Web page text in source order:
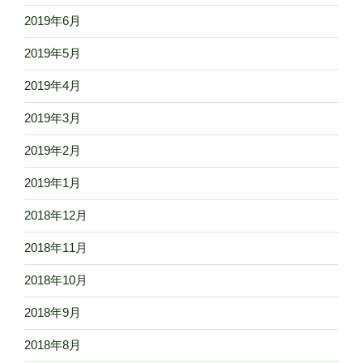
2019年6月
2019年5月
2019年4月
2019年3月
2019年2月
2019年1月
2018年12月
2018年11月
2018年10月
2018年9月
2018年8月